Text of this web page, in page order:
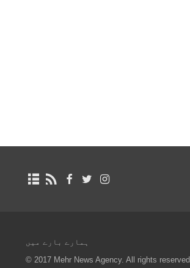
ہمارے بارے میں
© 2017 Mehr News Agency. All rights reserved